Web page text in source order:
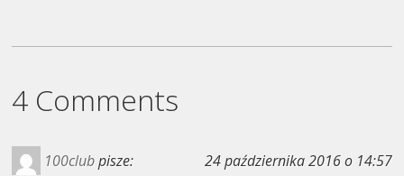
4 Comments
100club pisze: 24 października 2016 o 14:57